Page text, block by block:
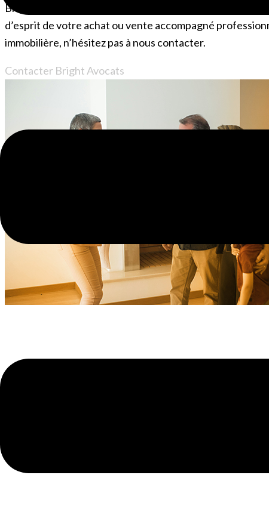
Bright Avocats a conseillé des centaines d’acheteurs et
d’esprit de votre achat ou vente accompagné
immobilière, n’hésitez pas à nous contacter.
Contacter Bright Avocats